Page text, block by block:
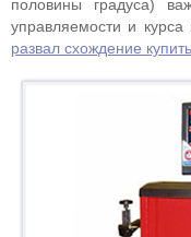
половины градуса)
управляемости и
развал схождение